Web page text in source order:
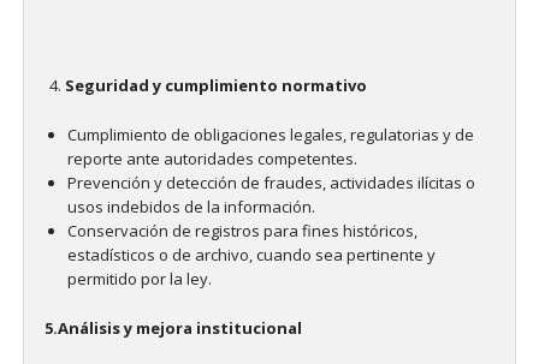
Seguridad y cumplimiento normativo
Cumplimiento de obligaciones legales, regulatorias y de
reporte ante autoridades competentes.
Prevención y detección de fraudes, actividades ilícitas o
usos indebidos de la información.
Conservación de registros para fines históricos,
estadísticos o de archivo, cuando sea pertinente y
permitido por la ley.
5.Análisis y mejora institucional